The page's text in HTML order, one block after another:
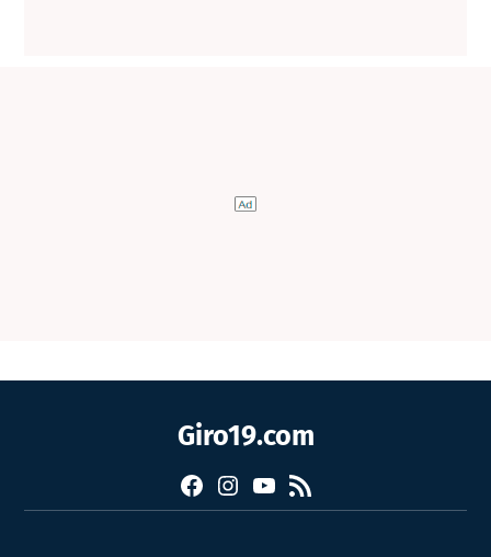
Giro19.com
Facebook
Instagram
YouTube
RSS